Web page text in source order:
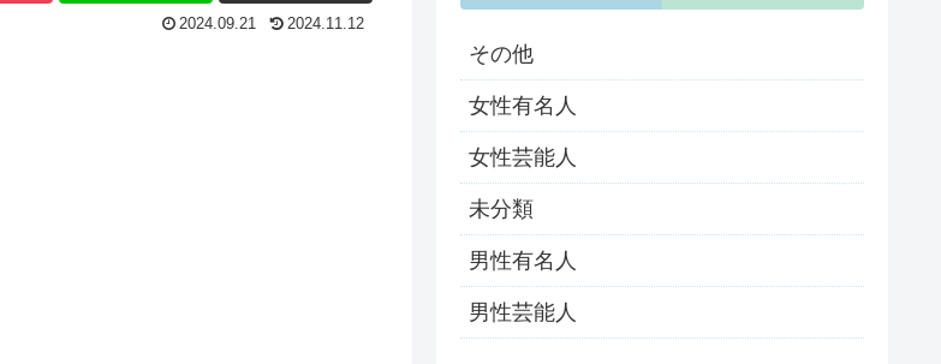
2024.09.21 2024.11.12
その他
女性有名人
女性芸能人
未分類
男性有名人
男性芸能人